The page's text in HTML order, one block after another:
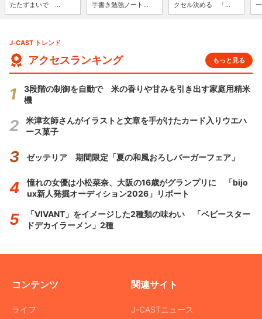
たたずまいで ...
手書き勉強ノート...
クセル決める 「...
J-CAST トレンド
アクセスランキング もっと見る
3段階の制御を自動で 米の香りや甘みを引き出す家庭用精米
機
米津玄師さんがイラストと文章を手がけたカード入りウエハ
ース菓子
ゼッテリア 期間限定「夏の和風おろしバーガーフェア」
憧れの女優は小松菜奈、大阪の16歳がグランプリに 「bijo
ux新人発掘オーディション2026」リポート
「VIVANT」をイメージした2種類の味わい 「ベビースター
ドデカイラーメン」2種
コンテンツ
ライフ
関連サイト
J-CASTニュース